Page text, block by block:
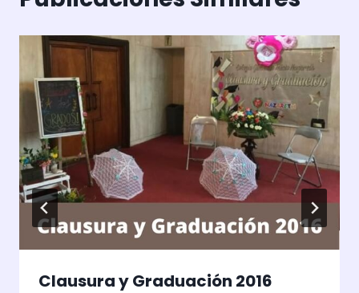
Clausura y Graduación 2016